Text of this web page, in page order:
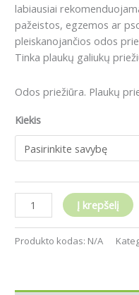
labiausiai
pažeistos, egzemos ar
pleiskanojančios odos
Tinka plaukų galiukų
Odos priežiūra. Plaukų
Kiekis
Į krepšelį
Produkto kodas: N/A